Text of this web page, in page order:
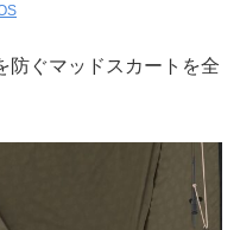
防ぐマッドスカートを全